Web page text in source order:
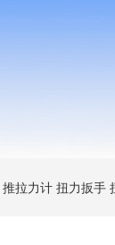
推拉力计 扭力扳手